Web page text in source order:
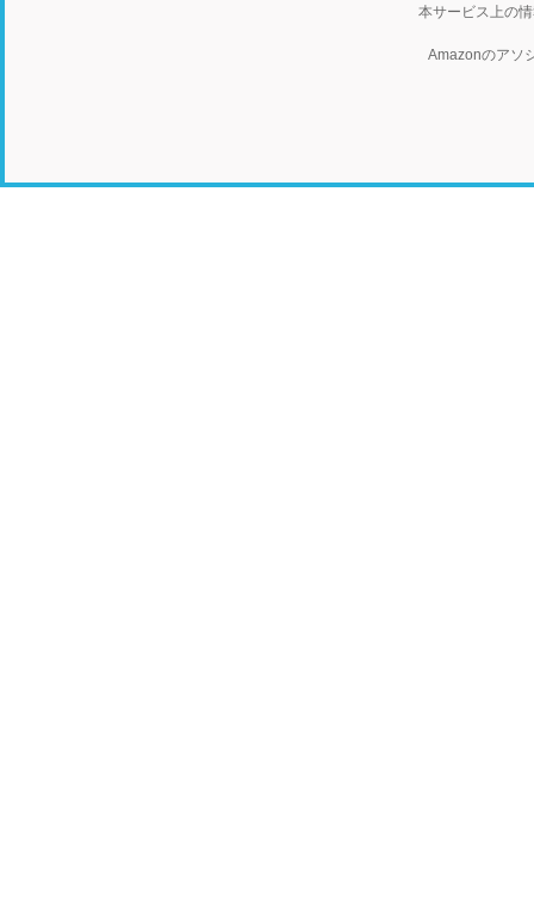
本サービス上の
Amazonのアソ